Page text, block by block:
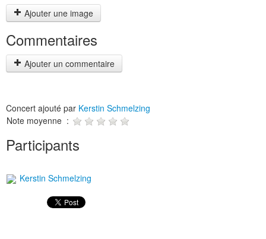
Ajouter une image
Commentaires
Ajouter un commentaire
Concert ajouté par Kerstin Schmelzing
Note moyenne :
Participants
Kerstin Schmelzing